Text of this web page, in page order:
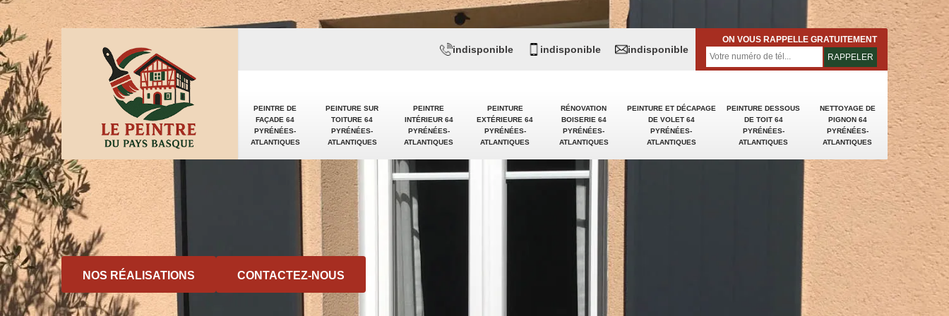
PEINTRE DE
FAÇADE 64
PYRÉNÉES-
ATLANTIQUES
PEINTURE SUR
TOITURE 64
PYRÉNÉES-
ATLANTIQUES
PEINTRE
INTÉRIEUR 64
PYRÉNÉES-
ATLANTIQUES
PEINTURE
EXTÉRIEURE 64
PYRÉNÉES-
ATLANTIQUES
RÉNOVATION
BOISERIE 64
PYRÉNÉES-
ATLANTIQUES
PEINTURE ET DÉCAPAGE
DE VOLET 64
PYRÉNÉES-
ATLANTIQUES
PEINTURE DESSOUS
DE TOIT 64
PYRÉNÉES-
ATLANTIQUES
NETTOYAGE DE
PIGNON 64
PYRÉNÉES-
ATLANTIQUES
indisponible indisponible indisponible
ON VOUS RAPPELLE GRATUITEMENT
NOS RÉALISATIONS CONTACTEZ-NOUS